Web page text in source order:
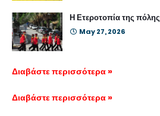
Η Ετεροτοπία της πόλης
May 27, 2026
Διαβάστε περισσότερα »
Διαβάστε περισσότερα »